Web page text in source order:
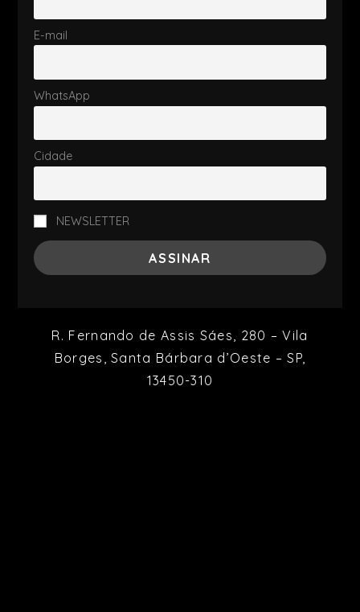
E-mail
WhatsApp
Cidade
NEWSLETTER
R. Fernando de Assis Sáes, 280 – Vila
Borges, Santa Bárbara d’Oeste – SP,
13450-310